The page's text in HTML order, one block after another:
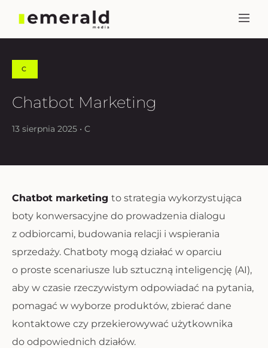
C
Chatbot Marketing
13 sierpnia 2025 • C
Chatbot marketing to strategia wykorzystująca
boty konwersacyjne do prowadzenia dialogu
z odbiorcami, budowania relacji i wspierania
sprzedaży. Chatboty mogą działać w oparciu
o proste scenariusze lub sztuczną inteligencję (AI),
aby w czasie rzeczywistym odpowiadać na pytania,
pomagać w wyborze produktów, zbierać dane
kontaktowe czy przekierowywać użytkownika
do odpowiednich działów.